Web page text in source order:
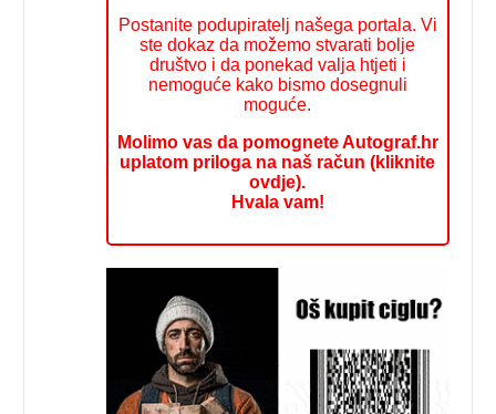
Postanite podupiratelj našega portala. Vi
ste dokaz da možemo stvarati bolje
društvo i da ponekad valja htjeti i
nemoguće kako bismo dosegnuli
moguće.
Molimo vas da pomognete Autograf.hr
uplatom priloga na naš račun (kliknite
ovdje).
Hvala vam!